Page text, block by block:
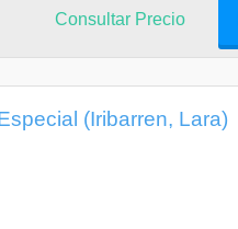
Consultar Precio
(Iribarren, Lara)